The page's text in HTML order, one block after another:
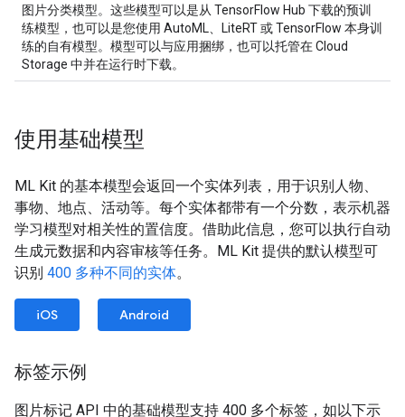
图片分类模型。这些模型可以是从 TensorFlow Hub 下载的预训
练模型，也可以是您使用 AutoML、LiteRT 或 TensorFlow 本身训
练的自有模型。模型可以与应用捆绑，也可以托管在 Cloud
Storage 中并在运行时下载。
使用基础模型
ML Kit 的基本模型会返回一个实体列表，用于识别人物、
事物、地点、活动等。每个实体都带有一个分数，表示机器
学习模型对相关性的置信度。借助此信息，您可以执行自动
生成元数据和内容审核等任务。ML Kit 提供的默认模型可
识别 400 多种不同的实体。
iOS Android
标签示例
图片标记 API 中的基础模型支持 400 多个标签，如以下示